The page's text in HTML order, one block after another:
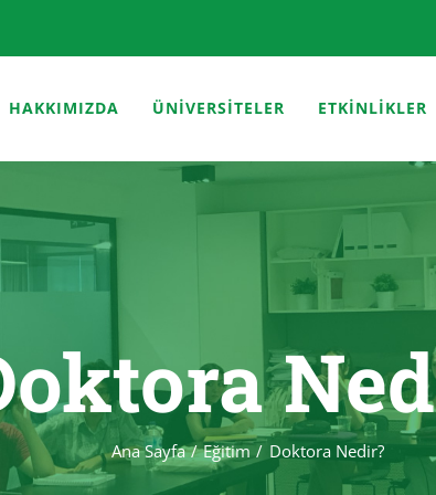
HAKKIMIZDA ÜNİVERSİTELER ETKİNLİKLER
Ana Sayfa Eğitim Doktora Nedir?